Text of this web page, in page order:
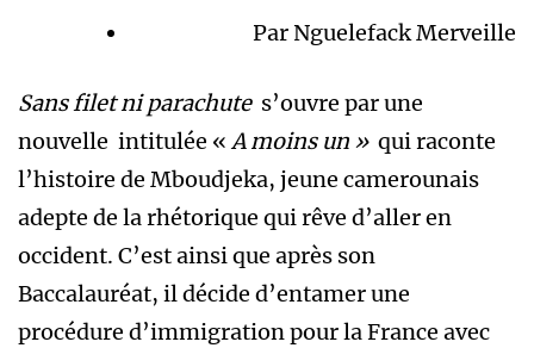
Par Nguelefack Merveille
Sans filet ni parachutes’ouvre par une
nouvelle intitulée «A moins un » qui raconte
l’histoire de Mboudjeka, jeune camerounais
adepte de la rhétorique qui rêve d’aller en
occident. C’est ainsi que après son
Baccalauréat, il décide d’entamer une
procédure d’immigration pour la France avec